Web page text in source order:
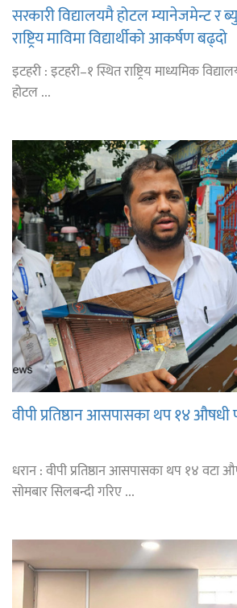
सरकारी विद्यालयमै होटल म्यानेजमेन्ट र
राष्ट्रिय माविमा विद्यार्थीको आकर्षण बढ्दो
इटहरी : इटहरी–१ स्थित राष्ट्रिय माध्यमिक
होटल ...
वीपी प्रतिष्ठान आसपासका थप १४
धरान : वीपी प्रतिष्ठान आसपासका थप १४
सोमबार सिलबन्दी गरिए ...